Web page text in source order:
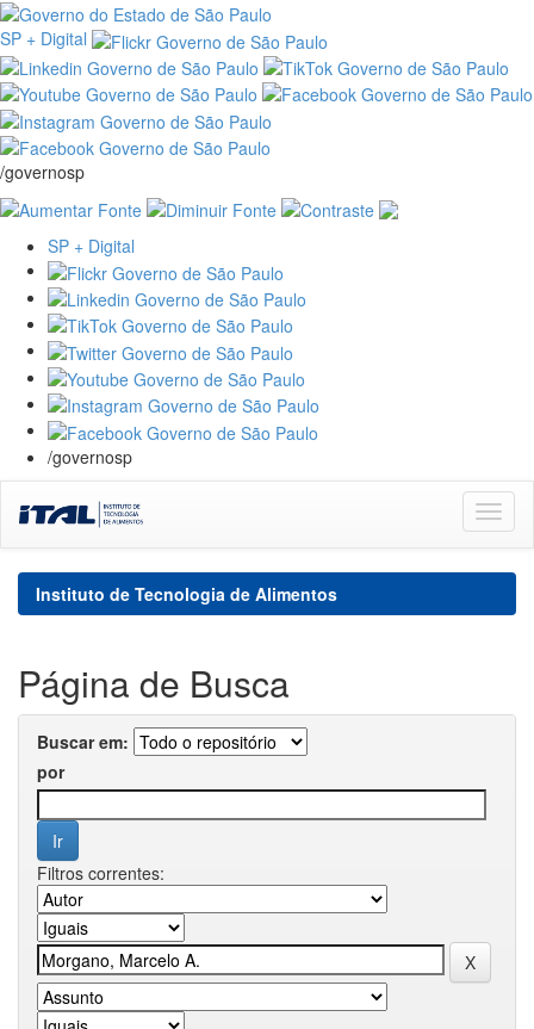
SP + Digital
/governosp
SP + Digital
/governosp
navigation
Instituto de Tecnologia de Alimentos
Página de Busca
Buscar em:
por
Filtros correntes: